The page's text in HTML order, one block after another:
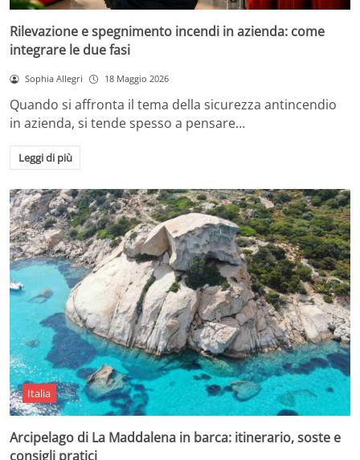
Rilevazione e spegnimento incendi in azienda: come
integrare le due fasi
Sophia Allegri 18 Maggio 2026
Quando si affronta il tema della sicurezza antincendio
in azienda, si tende spesso a pensare…
Leggi di più
Italia
Arcipelago di La Maddalena in barca: itinerario, soste e
consigli pratici